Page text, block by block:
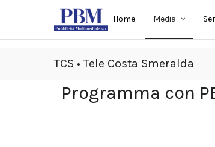
Home Media
TCS • Tele Costa Smeralda
Programma con